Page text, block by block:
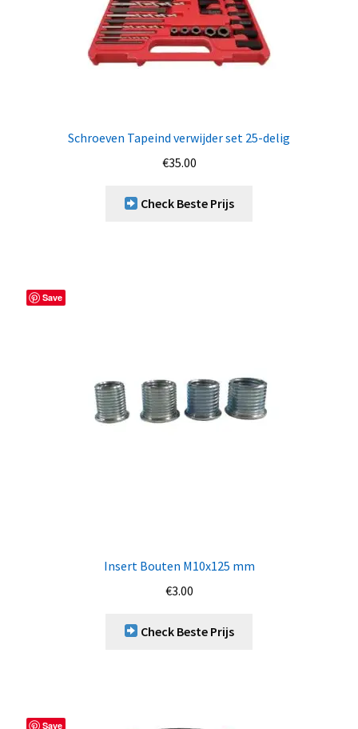
Schroeven Tapeind verwijder set 25-delig
€35.00
Check Beste Prijs
Save
Insert Bouten M10x125 mm
€3.00
Check Beste Prijs
Save